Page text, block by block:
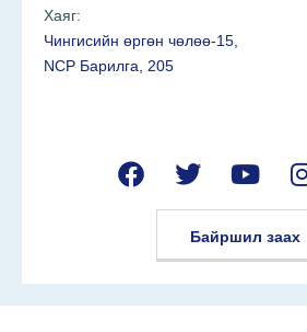
Хаяг:
Чингисийн өргөн чөлөө-15,
NCP Барилга, 205
Байршил заах